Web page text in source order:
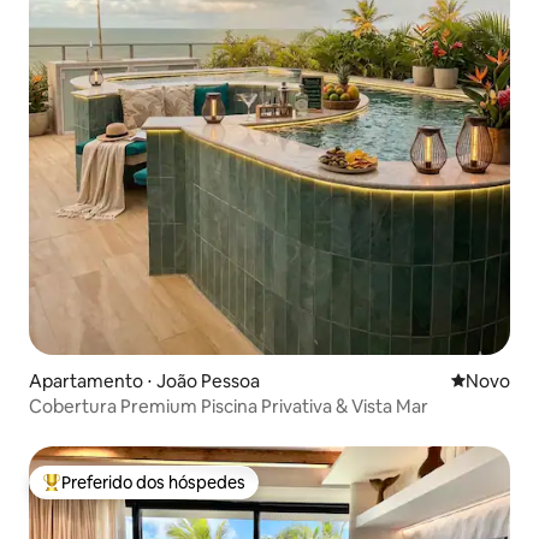
Apartamento ⋅ João Pessoa Novo
Novo
Cobertura Premium Piscina Privativa & Vista Mar
Entre os melhores preferidos dos hóspedes
Preferido dos hóspedes